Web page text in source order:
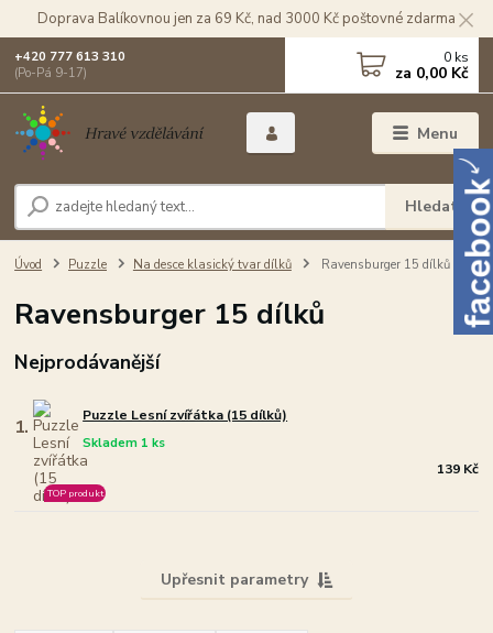
Doprava Balíkovnou jen za 69 Kč, nad 3000 Kč poštovné zdarma
Menu
Hledat
+420 777 613 310
(Po-Pá 9-17)
0 ks
za 0,00 Kč
Úvod Puzzle Na desce klasický tvar dílků Ravensburger 15 dílků
Ravensburger 15 dílků
Nejprodávanější
1. Puzzle Lesní zvířátka (15 dílků)
Skladem 1 ks
TOP produkt
139 Kč
Upřesnit parametry